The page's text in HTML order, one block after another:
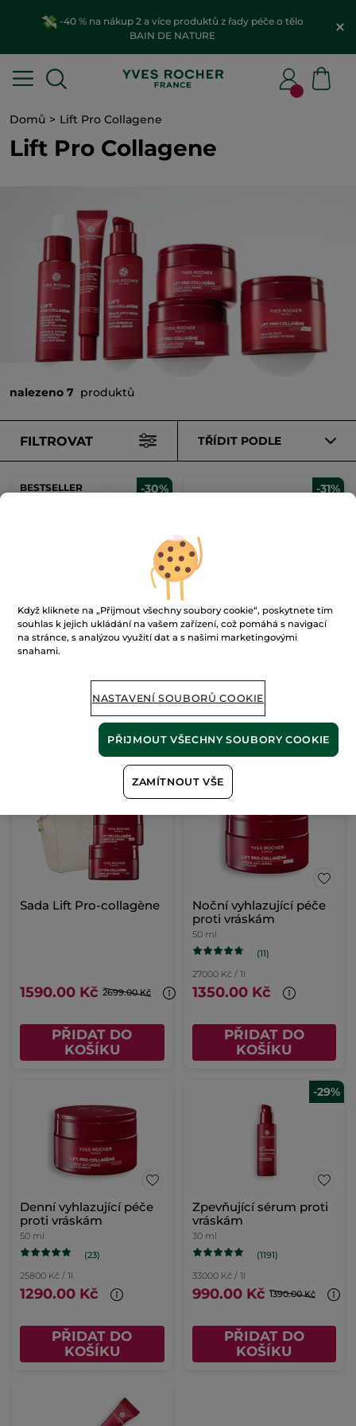
-40 % na nákup 2 a více produktů z řady péče o tělo
BAIN DE NATURE
Domů Lift Pro Collagene
Lift Pro Collagene
nalezeno 7 produktů
FILTROVAT TŘÍDIT PODLE
BESTSELLER -30%
Intenzivní péče proti
vráskám
75 ml
1090.00 Kč
PŘIDAT DO
KOŠÍKU
-31%
Koncentrát s dvojím
účinkem
30 ml
1090.00 Kč
PŘIDAT DO
KOŠÍKU
-41%
Sada Lift Pro-collagène
1590.00 Kč 2699.00 Kč
PŘIDAT DO
KOŠÍKU
Noční vyhlazující péče
proti vráskám
50 ml
(11)
27000 Kč / 1l
1350.00 Kč
PŘIDAT DO
KOŠÍKU
Denní vyhlazující péče
proti vráskám
50 ml
(23)
25800 Kč / 1l
1290.00 Kč
PŘIDAT DO
KOŠÍKU
-29%
Zpevňující sérum proti
vráskám
30 ml
(1191)
33000 Kč / 1l
990.00 Kč 1390.00 Kč
PŘIDAT DO
KOŠÍKU
Když kliknete na „Přijmout všechny soubory cookie“, poskytnete tím
souhlas k jejich ukládání na vašem zařízení, což pomáhá s navigací
na stránce, s analýzou využití dat a s našimi marketingovými
snahami.
NASTAVENÍ SOUBORŮ COOKIE
ZAMÍTNOUT VŠE
PŘIJMOUT VŠECHNY SOUBORY COOKIE